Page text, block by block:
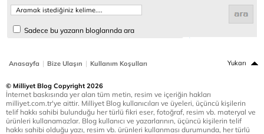
Sadece bu yazarın bloglarında ara
Anasayfa | Bize Ulaşın | Kullanım Koşulları Yukarı
© Milliyet Blog Copyright 2026
İnternet baskısında yer alan tüm metin, resim ve içeriğin hakları
milliyet.com.tr'ye aittir. Milliyet Blog kullanıcıları ve üyeleri, üçüncü kişilerin
telif hakkı sahibi bulunduğu her türlü fikri eser, fotoğraf, resim vb. materyal ve
ürünleri kullanamazlar. Blog kullanıcı ve yazarlarının, üçüncü kişilerin telif
hakkı sahibi olduğu yazı, resim vb. ürünleri kullanması durumunda, her türlü